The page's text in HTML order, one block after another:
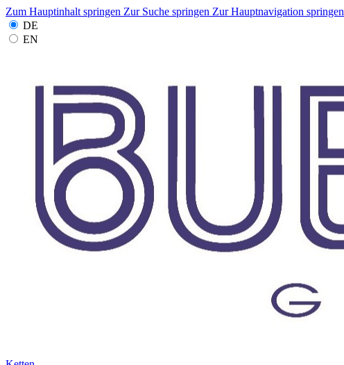
Zum Hauptinhalt springen Zur Suche springen Zur Hauptnavigation springen
DE
EN